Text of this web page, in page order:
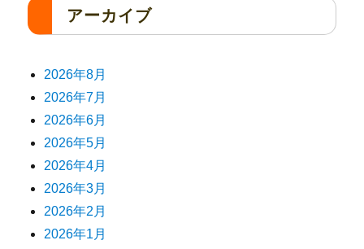
アーカイブ
2026年8月
2026年7月
2026年6月
2026年5月
2026年4月
2026年3月
2026年2月
2026年1月